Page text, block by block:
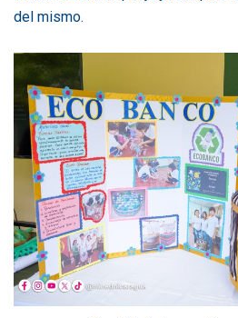
del mismo.